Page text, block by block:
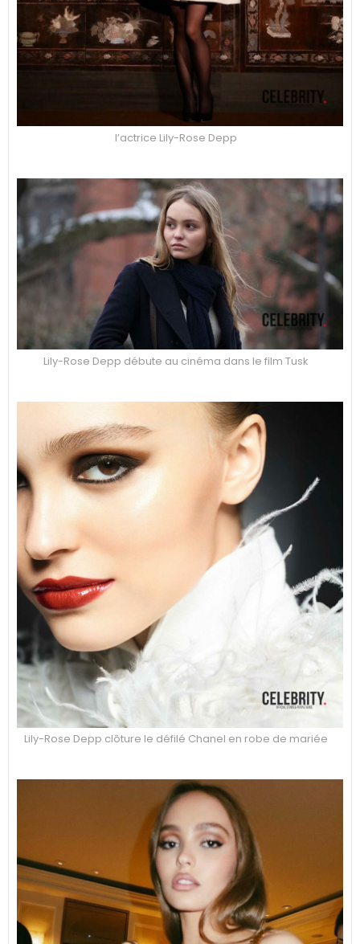
l’actrice Lily-Rose Depp
Lily-Rose Depp débute au cinéma dans le film Tusk
Lily-Rose Depp clôture le défilé Chanel en robe de mariée